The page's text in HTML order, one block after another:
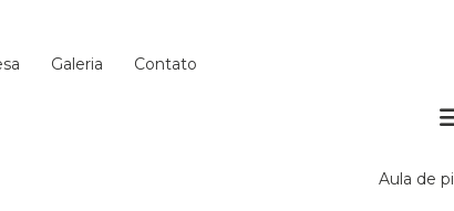
Galeria Contato
aula de